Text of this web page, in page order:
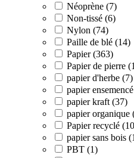
Néoprène (7)
Non-tissé (6)
Nylon (74)
Paille de blé (14)
Papier (363)
Papier de pierre
papier d'herbe (7)
papier
papier kraft (37)
papier organique
Papier recyclé
papier sans bois
PBT (1)